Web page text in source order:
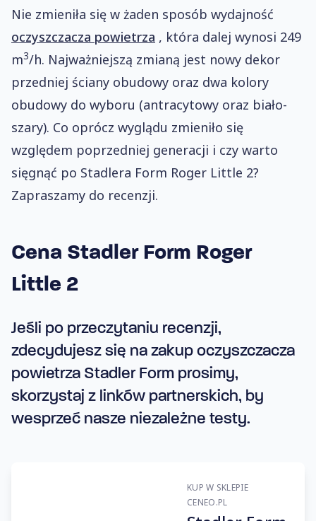
Nie zmieniła się w żaden sposób wydajność
oczyszczacza powietrza , która dalej wynosi 249
m3/h. Najważniejszą zmianą jest nowy dekor
przedniej ściany obudowy oraz dwa kolory
obudowy do wyboru (antracytowy oraz biało-
szary). Co oprócz wyglądu zmieniło się
względem poprzedniej generacji i czy warto
sięgnąć po Stadlera Form Roger Little 2?
Zapraszamy do recenzji.
Cena Stadler Form Roger
Little 2
Jeśli po przeczytaniu recenzji,
zdecydujesz się na zakup oczyszczacza
powietrza Stadler Form prosimy,
skorzystaj z linków partnerskich, by
wesprzeć nasze niezależne testy.
KUP W SKLEPIE
CENEO.PL